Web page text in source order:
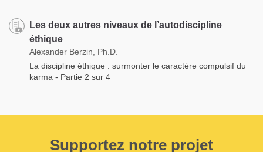
Les deux autres niveaux de l’autodiscipline
éthique
Alexander Berzin, Ph.D.
La discipline éthique : surmonter le caractère compulsif du
karma - Partie 2 sur 4
Supportez notre projet